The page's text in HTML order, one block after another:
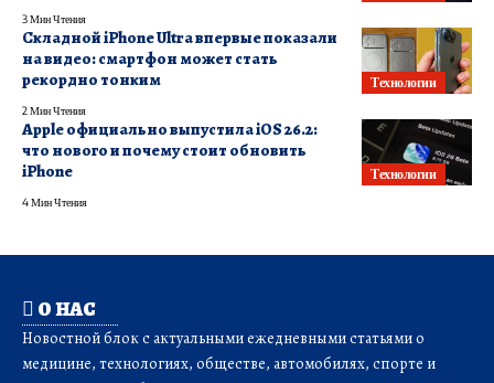
3 Мин Чтения
Технологии
Складной iPhone Ultra впервые показали
на видео: смартфон может стать
рекордно тонким
2 Мин Чтения
Технологии
Apple официально выпустила iOS 26.2:
что нового и почему стоит обновить
iPhone
4 Мин Чтения
О НАС
Новостной блок с актуальными ежедневными статьями о
медицине, технологиях, обществе, автомобилях, спорте и